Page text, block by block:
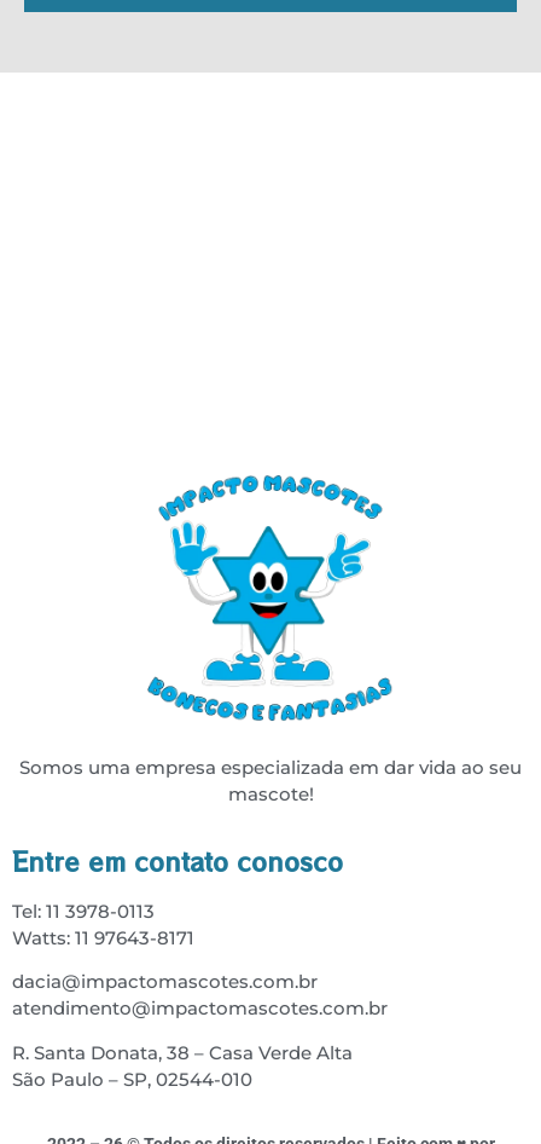
Somos uma empresa especializada em dar vida ao seu
mascote!
Entre em contato conosco
Tel: 11 3978-0113
Watts: 11 97643-8171
dacia@impactomascotes.com.br
atendimento@impactomascotes.com.br
R. Santa Donata, 38 – Casa Verde Alta
São Paulo – SP, 02544-010